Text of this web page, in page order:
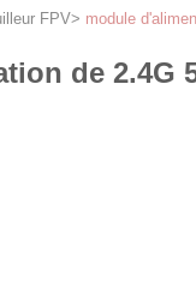
FPV> module
de 2.4G